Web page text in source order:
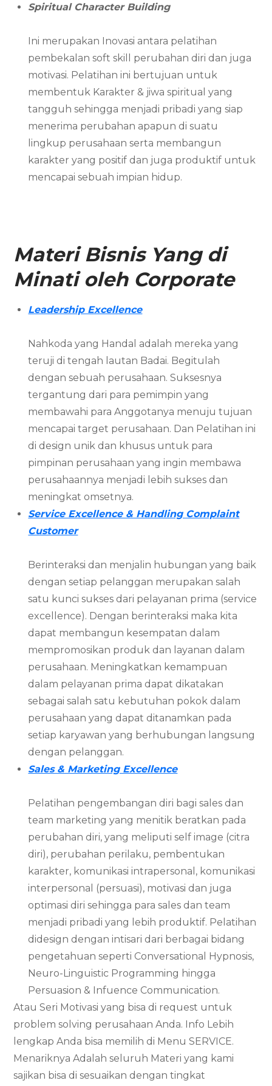
Spiritual Character Building
Ini merupakan Inovasi antara pelatihan
pembekalan soft skill perubahan diri dan juga
motivasi. Pelatihan ini bertujuan untuk
membentuk Karakter & jiwa spiritual yang
tangguh sehingga menjadi pribadi yang siap
menerima perubahan apapun di suatu
lingkup perusahaan serta membangun
karakter yang positif dan juga produktif untuk
mencapai sebuah impian hidup.
Materi Bisnis Yang di
Minati oleh Corporate
Leadership Excellence
Nahkoda yang Handal adalah mereka yang
teruji di tengah lautan Badai. Begitulah
dengan sebuah perusahaan. Suksesnya
tergantung dari para pemimpin yang
membawahi para Anggotanya menuju tujuan
mencapai target perusahaan. Dan Pelatihan ini
di design unik dan khusus untuk para
pimpinan perusahaan yang ingin membawa
perusahaannya menjadi lebih sukses dan
meningkat omsetnya.
Service Excellence & Handling Complaint
Customer
Berinteraksi dan menjalin hubungan yang baik
dengan setiap pelanggan merupakan salah
satu kunci sukses dari pelayanan prima (service
excellence). Dengan berinteraksi maka kita
dapat membangun kesempatan dalam
mempromosikan produk dan layanan dalam
perusahaan. Meningkatkan kemampuan
dalam pelayanan prima dapat dikatakan
sebagai salah satu kebutuhan pokok dalam
perusahaan yang dapat ditanamkan pada
setiap karyawan yang berhubungan langsung
dengan pelanggan.
Sales & Marketing Excellence
Pelatihan pengembangan diri bagi sales dan
team marketing yang menitik beratkan pada
perubahan diri, yang meliputi self image (citra
diri), perubahan perilaku, pembentukan
karakter, komunikasi intrapersonal, komunikasi
interpersonal (persuasi), motivasi dan juga
optimasi diri sehingga para sales dan team
menjadi pribadi yang lebih produktif. Pelatihan
didesign dengan intisari dari berbagai bidang
pengetahuan seperti Conversational Hypnosis,
Neuro-Linguistic Programming hingga
Persuasion & Infuence Communication.
Atau Seri Motivasi yang bisa di request untuk
problem solving perusahaan Anda. Info Lebih
lengkap Anda bisa memilih di Menu SERVICE.
Menariknya Adalah seluruh Materi yang kami
sajikan bisa di sesuaikan dengan tingkat